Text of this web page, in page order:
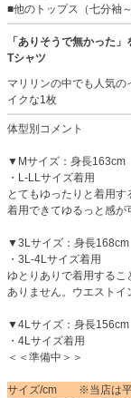
■他のトップス（七分袖
「ありそうで無かった
Tシャツ
マリリンの中でも人気
イクな1枚
体型別コメント
▼Mサイズ：身長163cm
・L-LLサイズ着用
とてもゆったりと着用
着用できてゆるっと感が
▼3Lサイズ：身長168cm
・3L-4Lサイズ着用
ゆとりありで着用するこ
ありません。ウエストイ
▼4Lサイズ：身長156cm
・4Lサイズ着用
＜＜準備中＞＞
サイズ/cm ※当店は平